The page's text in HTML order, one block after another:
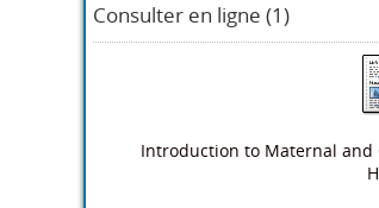
Consulter en ligne (1)
Introduction to Maternal and